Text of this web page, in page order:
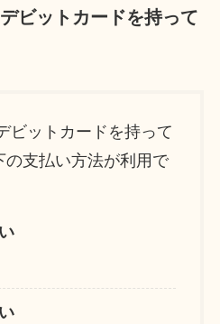
ビットカードを持って
ビットカードを持って
の支払い方法が利用で